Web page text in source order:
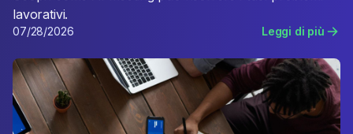
lavorativi.
07/28/2026 Leggi di più